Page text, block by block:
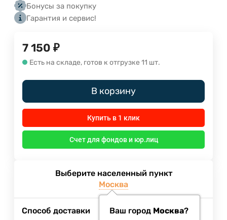
Бонусы за покупку
Гарантия и сервис!
7 150 ₽
Есть на складе, готов к отгрузке 11 шт.
В корзину
Купить в 1 клик
Счет для фондов и юр.лиц
Выберите населенный пункт
Москва
Ваш город Москва?
Способ доставки